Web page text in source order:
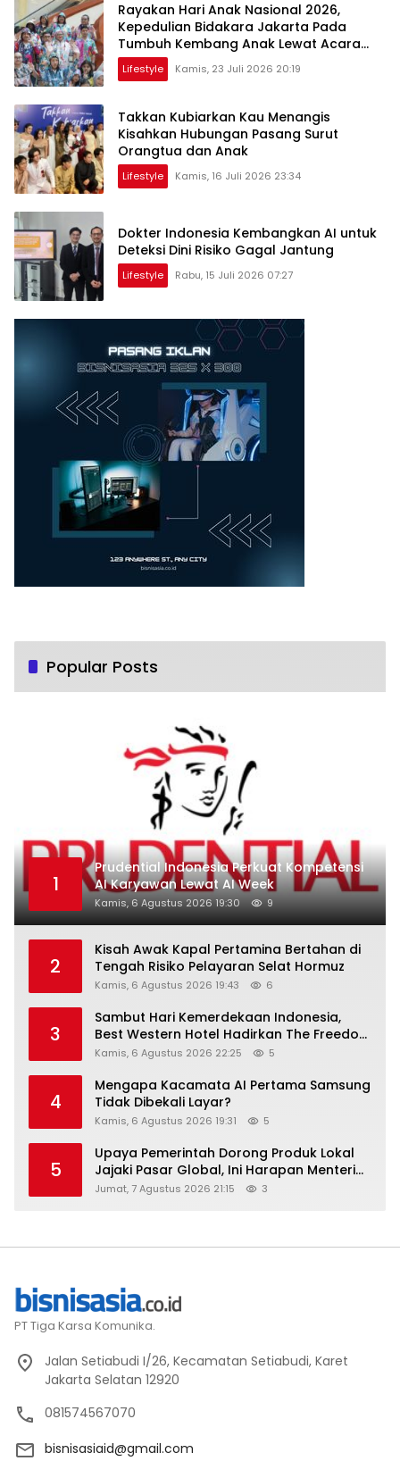
Rayakan Hari Anak Nasional 2026,
Kepedulian Bidakara Jakarta Pada
Tumbuh Kembang Anak Lewat Acara
Where Hope Begins
Lifestyle Kamis, 23 Juli 2026 20:19
Takkan Kubiarkan Kau Menangis
Kisahkan Hubungan Pasang Surut
Orangtua dan Anak
Lifestyle Kamis, 16 Juli 2026 23:34
Dokter Indonesia Kembangkan AI untuk
Deteksi Dini Risiko Gagal Jantung
Lifestyle Rabu, 15 Juli 2026 07:27
Popular Posts
1
Prudential Indonesia Perkuat Kompetensi
AI Karyawan Lewat AI Week
Kamis, 6 Agustus 2026 19:30 9
2
Kisah Awak Kapal Pertamina Bertahan di
Tengah Risiko Pelayaran Selat Hormuz
Kamis, 6 Agustus 2026 19:43 6
3
Sambut Hari Kemerdekaan Indonesia,
Best Western Hotel Hadirkan The Freedom
Stay Diskon Hingga 45%
Kamis, 6 Agustus 2026 22:25 5
4
Mengapa Kacamata AI Pertama Samsung
Tidak Dibekali Layar?
Kamis, 6 Agustus 2026 19:31 5
5
Upaya Pemerintah Dorong Produk Lokal
Jajaki Pasar Global, Ini Harapan Menteri
Perindustrian RI Lewat ILT dan IGT Expo
Jumat, 7 Agustus 2026 21:15 3
PT Tiga Karsa Komunika.
Jalan Setiabudi I/26, Kecamatan Setiabudi, Karet
Jakarta Selatan 12920
081574567070
bisnisasiaid@gmail.com